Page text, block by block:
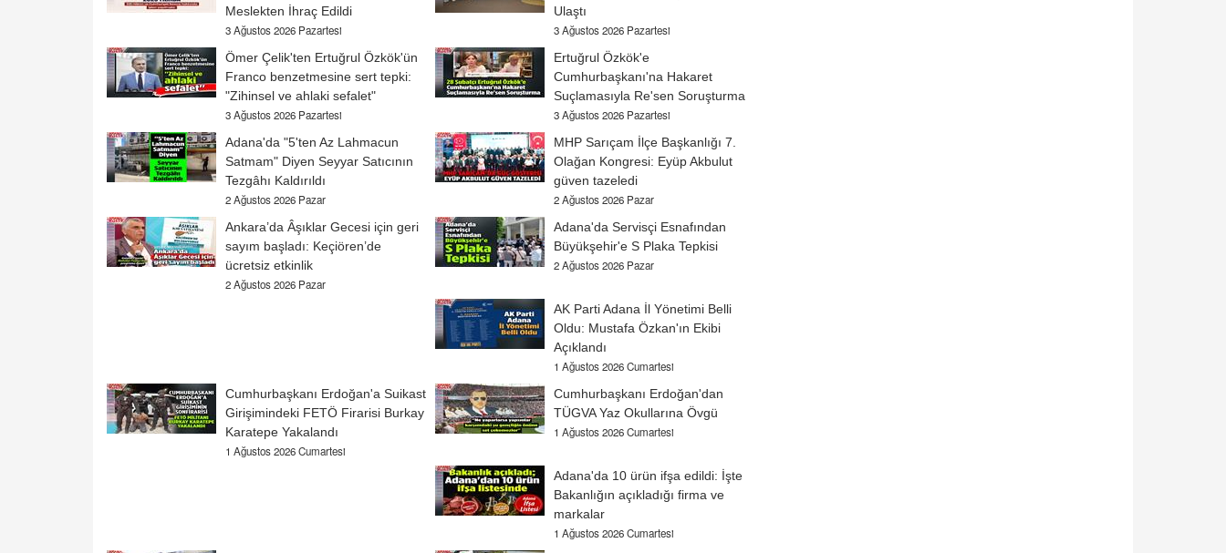
Meslekten İhraç Edildi
3 Ağustos 2026 Pazartesi
Ulaştı
3 Ağustos 2026 Pazartesi
Ömer Çelik'ten Ertuğrul Özkök'ün
Franco benzetmesine sert tepki:
"Zihinsel ve ahlaki sefalet"
3 Ağustos 2026 Pazartesi
Ertuğrul Özkök'e
Cumhurbaşkanı'na Hakaret
Suçlamasıyla Re'sen Soruşturma
3 Ağustos 2026 Pazartesi
Adana'da "5'ten Az Lahmacun
Satmam" Diyen Seyyar Satıcının
Tezgâhı Kaldırıldı
2 Ağustos 2026 Pazar
MHP Sarıçam İlçe Başkanlığı 7.
Olağan Kongresi: Eyüp Akbulut
güven tazeledi
2 Ağustos 2026 Pazar
Ankara’da Âşıklar Gecesi için geri
sayım başladı: Keçiören’de
ücretsiz etkinlik
2 Ağustos 2026 Pazar
Adana'da Servisçi Esnafından
Büyükşehir'e S Plaka Tepkisi
2 Ağustos 2026 Pazar
AK Parti Adana İl Yönetimi Belli
Oldu: Mustafa Özkan'ın Ekibi
Açıklandı
1 Ağustos 2026 Cumartesi
Cumhurbaşkanı Erdoğan'a Suikast
Girişimindeki FETÖ Firarisi Burkay
Karatepe Yakalandı
1 Ağustos 2026 Cumartesi
Cumhurbaşkanı Erdoğan'dan
TÜGVA Yaz Okullarına Övgü
1 Ağustos 2026 Cumartesi
Adana'da 10 ürün ifşa edildi: İşte
Bakanlığın açıkladığı firma ve
markalar
1 Ağustos 2026 Cumartesi